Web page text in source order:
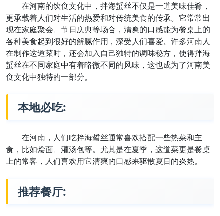
在河南的饮食文化中，拌海蜇丝不仅是一道美味佳肴，
更承载着人们对生活的热爱和对传统美食的传承。它常常出
现在家庭聚会、节日庆典等场合，清爽的口感能为餐桌上的
各种美食起到很好的解腻作用，深受人们喜爱。许多河南人
在制作这道菜时，还会加入自己独特的调味秘方，使得拌海
蜇丝在不同家庭中有着略微不同的风味，这也成为了河南美
食文化中独特的一部分。
本地必吃:
在河南，人们吃拌海蜇丝通常喜欢搭配一些热菜和主
食，比如烩面、灌汤包等。尤其是在夏季，这道菜更是餐桌
上的常客，人们喜欢用它清爽的口感来驱散夏日的炎热。
推荐餐厅: